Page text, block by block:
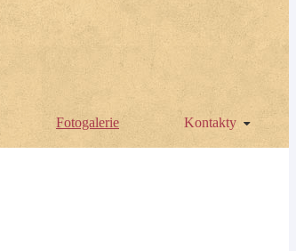
Fotogalerie Kontakty